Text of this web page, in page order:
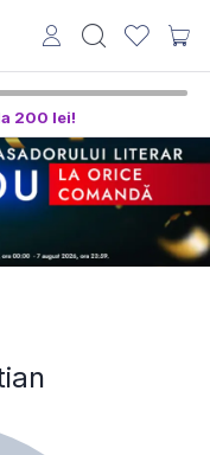
200 lei!